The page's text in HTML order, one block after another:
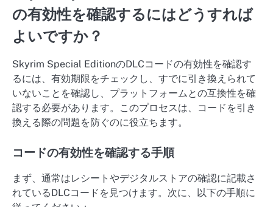
の有効性を確認するにはどうすれば
よいですか？
Skyrim Special EditionのDLCコードの有効性を確認す
るには、有効期限をチェックし、すでに引き換えられて
いないことを確認し、プラットフォームとの互換性を確
認する必要があります。このプロセスは、コードを引き
換える際の問題を防ぐのに役立ちます。
コードの有効性を確認する手順
まず、通常はレシートやデジタルストアの確認に記載さ
れているDLCコードを見つけます。次に、以下の手順に